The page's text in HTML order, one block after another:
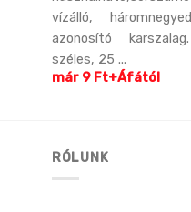
vízálló,
azonosító
széles, 25 ...
már 9 Ft+Áfától
RÓLUNK